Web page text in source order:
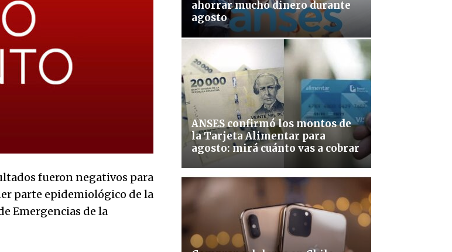
fueron negativos para
parte epidemiológico de la
Emergencias de la
ahorrar mucho dinero durante
agosto
ANSES confirmó los montos de
la Tarjeta Alimentar para
agosto: mirá cuánto vas a cobrar